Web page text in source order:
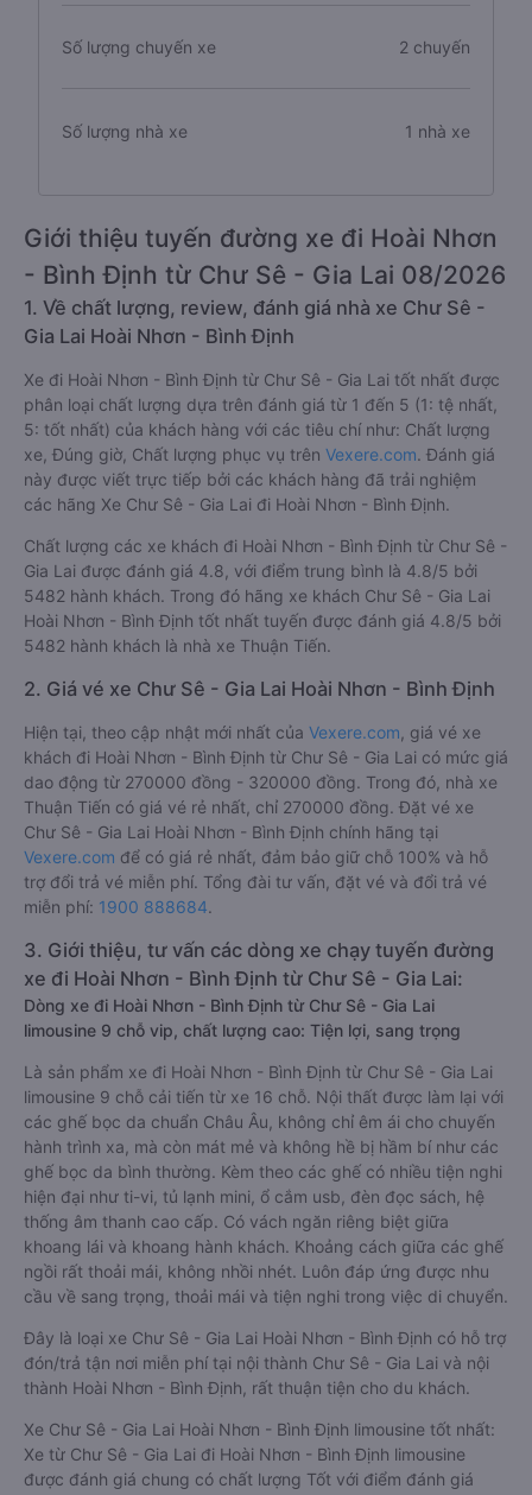
Số lượng chuyến xe 2 chuyến
Số lượng nhà xe 1 nhà xe
Giới thiệu tuyến đường xe đi Hoài Nhơn
- Bình Định từ Chư Sê - Gia Lai 08/2026
1. Về chất lượng, review, đánh giá nhà xe Chư Sê -
Gia Lai Hoài Nhơn - Bình Định
Xe đi Hoài Nhơn - Bình Định từ Chư Sê - Gia Lai tốt nhất được
phân loại chất lượng dựa trên đánh giá từ 1 đến 5 (1: tệ nhất,
5: tốt nhất) của khách hàng với các tiêu chí như: Chất lượng
xe, Đúng giờ, Chất lượng phục vụ trên Vexere.com. Đánh giá
này được viết trực tiếp bởi các khách hàng đã trải nghiệm
các hãng Xe Chư Sê - Gia Lai đi Hoài Nhơn - Bình Định.
Chất lượng các xe khách đi Hoài Nhơn - Bình Định từ Chư Sê -
Gia Lai được đánh giá 4.8, với điểm trung bình là 4.8/5 bởi
5482 hành khách. Trong đó hãng xe khách Chư Sê - Gia Lai
Hoài Nhơn - Bình Định tốt nhất tuyến được đánh giá 4.8/5 bởi
5482 hành khách là nhà xe Thuận Tiến.
2. Giá vé xe Chư Sê - Gia Lai Hoài Nhơn - Bình Định
Hiện tại, theo cập nhật mới nhất của Vexere.com , giá vé xe
khách đi Hoài Nhơn - Bình Định từ Chư Sê - Gia Lai có mức giá
dao động từ 270000 đồng - 320000 đồng. Trong đó, nhà xe
Thuận Tiến có giá vé rẻ nhất, chỉ 270000 đồng. Đặt vé xe
Chư Sê - Gia Lai Hoài Nhơn - Bình Định chính hãng tại
Vexere.com để có giá rẻ nhất, đảm bảo giữ chỗ 100% và hỗ
trợ đổi trả vé miễn phí. Tổng đài tư vấn, đặt vé và đổi trả vé
miễn phí: 1900 888684.
3. Giới thiệu, tư vấn các dòng xe chạy tuyến đường
xe đi Hoài Nhơn - Bình Định từ Chư Sê - Gia Lai:
Dòng xe đi Hoài Nhơn - Bình Định từ Chư Sê - Gia Lai
limousine 9 chỗ vip, chất lượng cao: Tiện lợi, sang trọng
Là sản phẩm xe đi Hoài Nhơn - Bình Định từ Chư Sê - Gia Lai
limousine 9 chỗ cải tiến từ xe 16 chỗ. Nội thất được làm lại với
các ghế bọc da chuẩn Châu Âu, không chỉ êm ái cho chuyến
hành trình xa, mà còn mát mẻ và không hề bị hầm bí như các
ghế bọc da bình thường. Kèm theo các ghế có nhiều tiện nghi
hiện đại như ti-vi, tủ lạnh mini, ổ cắm usb, đèn đọc sách, hệ
thống âm thanh cao cấp. Có vách ngăn riêng biệt giữa
khoang lái và khoang hành khách. Khoảng cách giữa các ghế
ngồi rất thoải mái, không nhồi nhét. Luôn đáp ứng được nhu
cầu về sang trọng, thoải mái và tiện nghi trong việc di chuyển.
Đây là loại xe Chư Sê - Gia Lai Hoài Nhơn - Bình Định có hỗ trợ
đón/trả tận nơi miễn phí tại nội thành Chư Sê - Gia Lai và nội
thành Hoài Nhơn - Bình Định, rất thuận tiện cho du khách.
Xe Chư Sê - Gia Lai Hoài Nhơn - Bình Định limousine tốt nhất:
Xe từ Chư Sê - Gia Lai đi Hoài Nhơn - Bình Định limousine
được đánh giá chung có chất lượng Tốt với điểm đánh giá